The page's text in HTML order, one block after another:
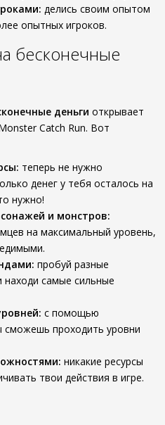
делись своим опытом
опытных игроков.
бесконечные
деньги открывает
Catch Run. Вот
теперь не нужно
денег у тебя осталось на
нужно!
и монстров:
на максимальный уровень,
пробуй разные
самые сильные
с помощью
сможешь проходить уровни
никакие ресурсы
твои действия в игре.